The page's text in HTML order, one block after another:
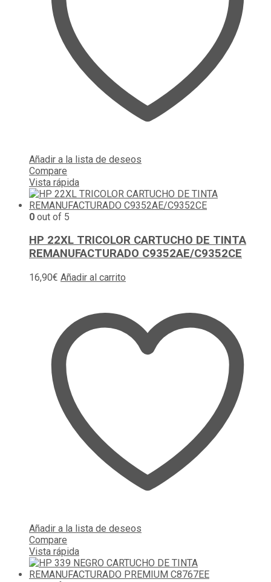
Añadir a la lista de deseos
Compare
Vista rápida
0 out of 5
HP 22XL TRICOLOR CARTUCHO DE TINTA
REMANUFACTURADO C9352AE/C9352CE
16,90€ Añadir al carrito
Añadir a la lista de deseos
Compare
Vista rápida